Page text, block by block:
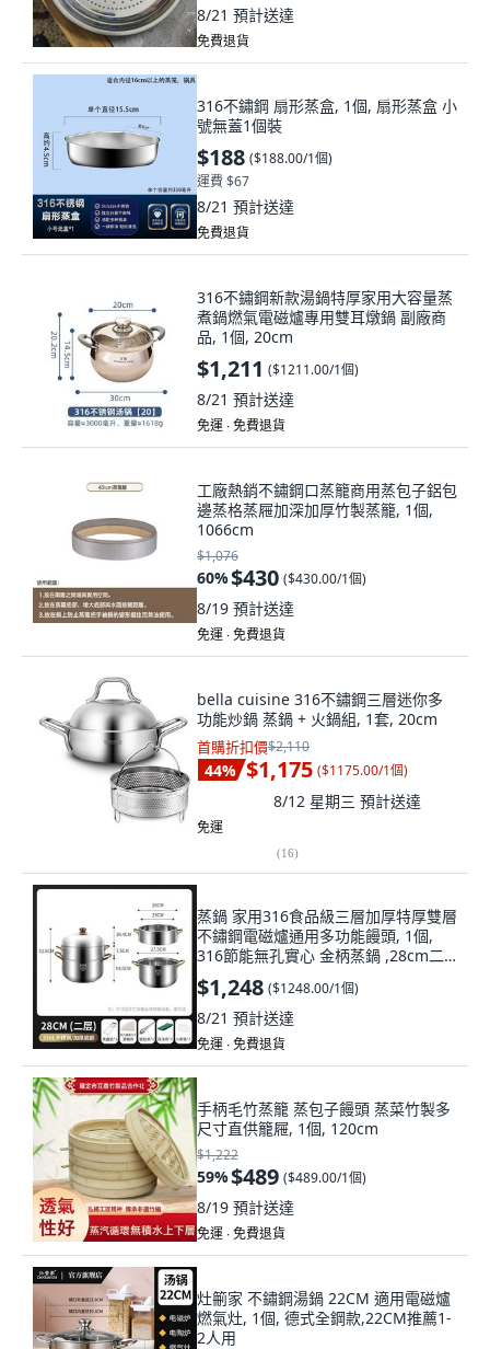
8/21 預計送達
免費退貨
316不鏽鋼 扇形蒸盒, 1個, 扇形蒸盒 小
號無蓋1個裝
$188 ($188.00/1個)
運費 $67
8/21 預計送達
免費退貨
316不鏽鋼新款湯鍋特厚家用大容量蒸
煮鍋燃氣電磁爐專用雙耳燉鍋 副廠商
品, 1個, 20cm
$1,211 ($1211.00/1個)
8/21 預計送達
免運 ∙ 免費退貨
工廠熱銷不鏽鋼口蒸籠商用蒸包子鋁包
邊蒸格蒸屜加深加厚竹製蒸籠, 1個,
1066cm
$1,076
60%$430 ($430.00/1個)
8/19 預計送達
免運 ∙ 免費退貨
bella cuisine 316不鏽鋼三層迷你多
功能炒鍋 蒸鍋 + 火鍋組, 1套, 20cm
首購折扣價$2,110
44% $1,175 ($1175.00/1個)
8/12 星期三 預計送達
免運
(16)
蒸鍋 家用316食品級三層加厚特厚雙層
不鏽鋼電磁爐通用多功能饅頭, 1個,
316節能無孔實心 金柄蒸鍋 ,28cm二
層 1鍋+1格+1蓋
$1,248 ($1248.00/1個)
8/21 預計送達
免運 ∙ 免費退貨
手柄毛竹蒸籠 蒸包子饅頭 蒸菜竹製多
尺寸直供籠屜, 1個, 120cm
$1,222
59%$489 ($489.00/1個)
8/19 預計送達
免運 ∙ 免費退貨
灶䈀家 不鏽鋼湯鍋 22CM 適用電磁爐
燃氣灶, 1個, 德式全鋼款,22CM推薦1-
2人用